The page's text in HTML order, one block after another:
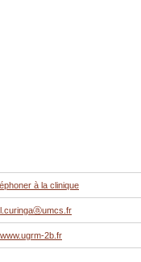
à la clinique
l.curingaⓐumcs.fr
www.ugrm-2b.fr